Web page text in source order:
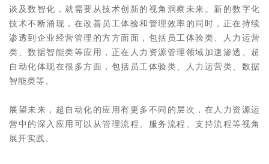
谈及数智化，就需要从技术创新的视角洞察未来。新的数字化
技术不断涌现，在改善员工体验和管理效率的同时，正在持续
渗透到企业经营管理的方方面面，包括员工体验类、人力运营
类、数据智能类等应用，正在人力资源管理领域加速渗透。超
自动化体现在很多方面，包括员工体验类、人力运营类、数据
智能类等。
展望未来，超自动化的应用有更多不同的层次，在人力资源运
营中的深入应用可以从管理流程、服务流程、支持流程等视角
展开实践。